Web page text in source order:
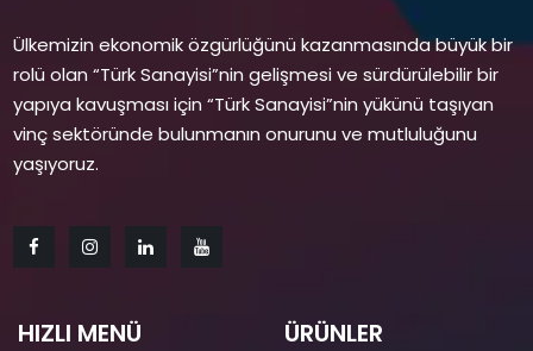
Ülkemizin ekonomik özgürlüğünü kazanmasında büyük bir
rolü olan “Türk Sanayisi”nin gelişmesi ve sürdürülebilir bir
yapıya kavuşması için “Türk Sanayisi”nin yükünü taşıyan
vinç sektöründe bulunmanın onurunu ve mutluluğunu
yaşıyoruz.
HIZLI MENÜ ÜRÜNLER